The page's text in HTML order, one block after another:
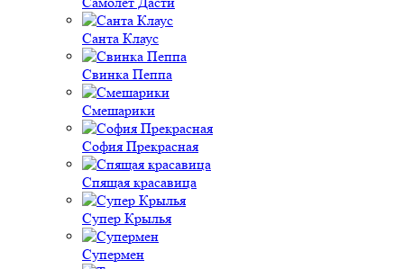
Санта Клаус
Свинка Пеппа
Смешарики
София Прекрасная
Спящая красавица
Супер Крылья
Супермен